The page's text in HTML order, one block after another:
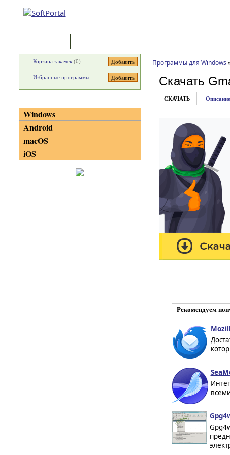
Программы для Windows
Скачать
СКАЧАТЬ Описание
Рекомендуем
Корзина закачек(0)
Избранные программы
Windows
Android
macOS
iOS